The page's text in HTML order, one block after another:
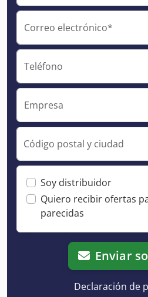
Correo electrónico*
Teléfono
Empresa
Código postal y ciudad
Soy distribuidor
Quiero recibir ofertas
parecidas
Enviar
Declaración de